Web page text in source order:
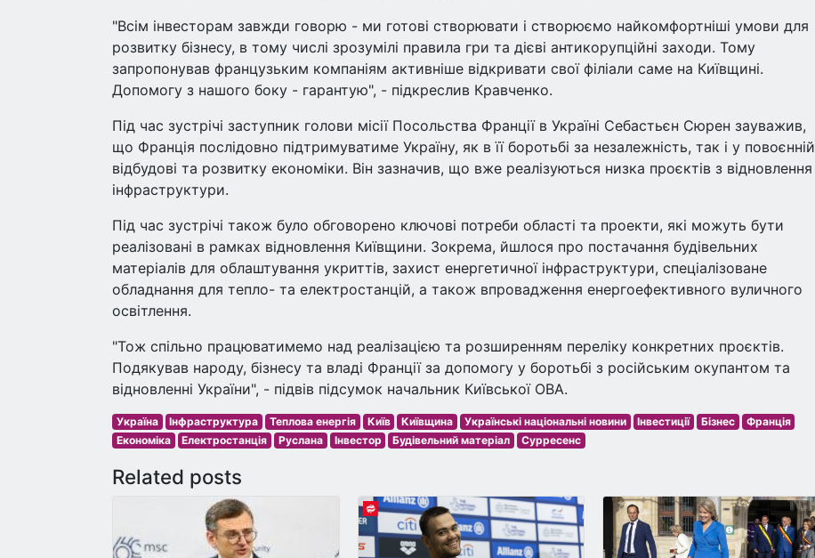
"Всім інвесторам завжди говорю - ми готові створювати і створюємо найкомфортніші умови для
розвитку бізнесу, в тому числі зрозумілі правила гри та дієві антикорупційні заходи. Тому
запропонував французьким компаніям активніше відкривати свої філіали саме на Київщині.
Допомогу з нашого боку - гарантую", - підкреслив Кравченко.
Під час зустрічі заступник голови місії Посольства Франції в Україні Себастьєн Сюрен зауважив,
що Франція послідовно підтримуватиме Україну, як в її боротьбі за незалежність, так і у повоєнній
відбудові та розвитку економіки. Він зазначив, що вже реалізуються низка проєктів з відновлення
інфраструктури.
Під час зустрічі також було обговорено ключові потреби області та проекти, які можуть бути
реалізовані в рамках відновлення Київщини. Зокрема, йшлося про постачання будівельних
матеріалів для облаштування укриттів, захист енергетичної інфраструктури, спеціалізоване
обладнання для тепло- та електростанцій, а також впровадження енергоефективного вуличного
освітлення.
"Тож спільно працюватимемо над реалізацією та розширенням переліку конкретних проєктів.
Подякував народу, бізнесу та владі Франції за допомогу у боротьбі з російським окупантом та
відновленні України", - підвів підсумок начальник Київської ОВА.
Україна Інфраструктура Теплова енергія Київ Київщина Українські національні новини Інвестиції Бізнес
Франція
Економіка
Електростанція Руслана Інвестор Будівельний матеріал Сурресенс
Related posts